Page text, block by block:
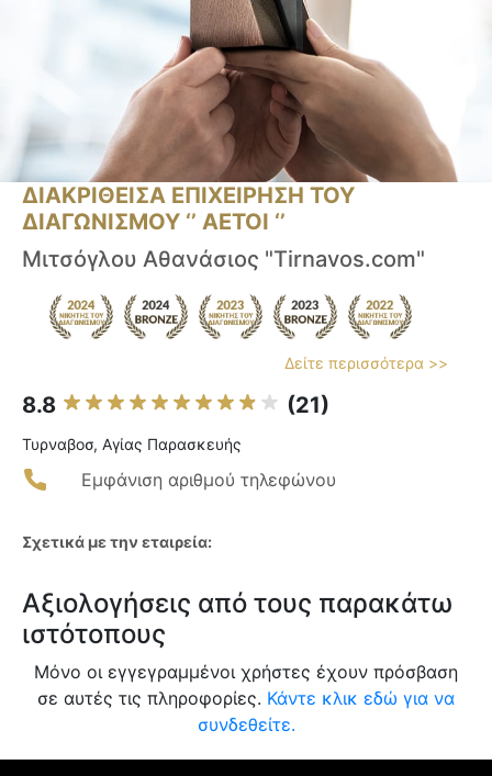
ΔΙΑΚΡΙΘΕΙΣΑ ΕΠΙΧΕΙΡΗΣΗ ΤΟΥ
ΔΙΑΓΩΝΙΣΜΟΥ ‘’ ΑΕΤΟΙ ‘’
Μιτσόγλου Αθανάσιος "Tirnavos.com"
Δείτε περισσότερα >>
8.8 (21)
Τυρναβοσ, Αγίας Παρασκευής
Εμφάνιση αριθμού τηλεφώνου
Σχετικά με την εταιρεία:
Αξιολογήσεις από τους παρακάτω
ιστότοπους
Μόνο οι εγγεγραμμένοι χρήστες έχουν πρόσβαση
σε αυτές τις πληροφορίες. Κάντε κλικ εδώ για να
συνδεθείτε.